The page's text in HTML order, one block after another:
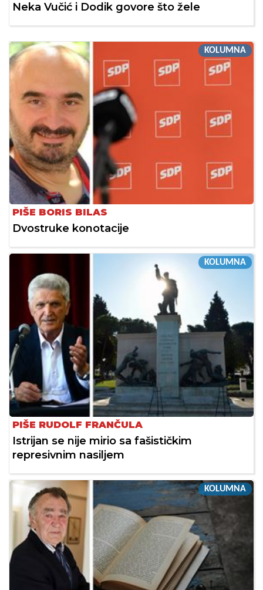
Neka Vučić i Dodik govore što žele
KOLUMNA
PIŠE BORIS BILAS
Dvostruke konotacije
KOLUMNA
PIŠE RUDOLF FRANČULA
Istrijan se nije mirio sa fašističkim
represivnim nasiljem
KOLUMNA